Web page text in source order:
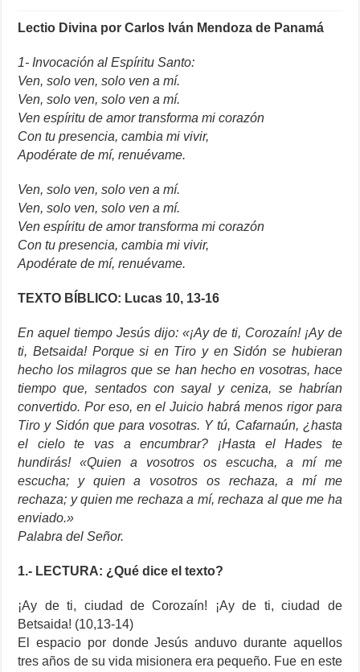
Lectio Divina por Carlos Iván Mendoza de Panamá
1- Invocación al Espíritu Santo:
Ven, solo ven, solo ven a mí.
Ven, solo ven, solo ven a mí.
Ven espíritu de amor transforma mi corazón
Con tu presencia, cambia mi vivir,
Apodérate de mí, renuévame.
Ven, solo ven, solo ven a mí.
Ven, solo ven, solo ven a mí.
Ven espíritu de amor transforma mi corazón
Con tu presencia, cambia mi vivir,
Apodérate de mí, renuévame.
TEXTO BÍBLICO: Lucas 10, 13-16
En aquel tiempo Jesús dijo: «¡Ay de ti, Corozaín! ¡Ay de
ti, Betsaida! Porque si en Tiro y en Sidón se hubieran
hecho los milagros que se han hecho en vosotras, hace
tiempo que, sentados con sayal y ceniza, se habrían
convertido. Por eso, en el Juicio habrá menos rigor para
Tiro y Sidón que para vosotras. Y tú, Cafarnaún, ¿hasta
el cielo te vas a encumbrar? ¡Hasta el Hades te
hundirás! «Quien a vosotros os escucha, a mí me
escucha; y quien a vosotros os rechaza, a mí me
rechaza; y quien me rechaza a mí, rechaza al que me ha
enviado.»
Palabra del Señor.
1.- LECTURA: ¿Qué dice el texto?
¡Ay de ti, ciudad de Corozaín! ¡Ay de ti, ciudad de
Betsaida! (10,13-14)
El espacio por donde Jesús anduvo durante aquellos
tres años de su vida misionera era pequeño. Fue en este